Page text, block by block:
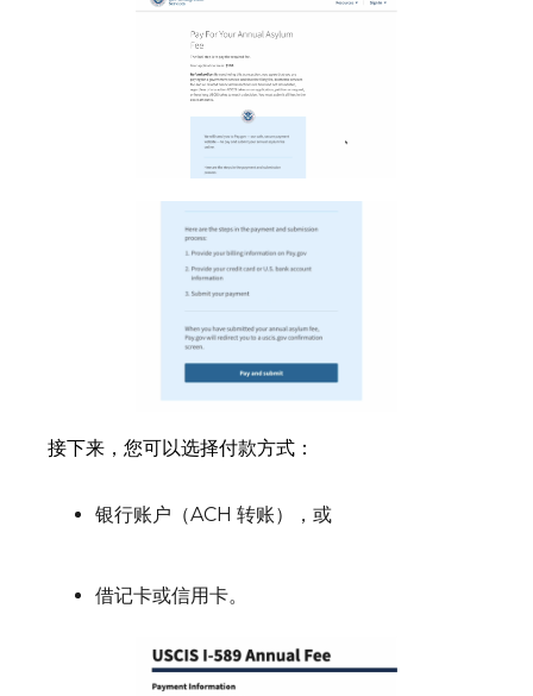
接下来，您可以选择付款方式：
银行账户（ACH 转账），或
借记卡或信用卡。